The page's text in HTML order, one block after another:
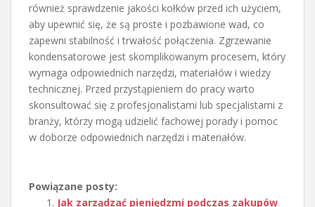
również sprawdzenie jakości kołków przed ich użyciem,
aby upewnić się, że są proste i pozbawione wad, co
zapewni stabilność i trwałość połączenia. Zgrzewanie
kondensatorowe jest skomplikowanym procesem, który
wymaga odpowiednich narzędzi, materiałów i wiedzy
technicznej. Przed przystąpieniem do pracy warto
skonsultować się z profesjonalistami lub specjalistami z
branży, którzy mogą udzielić fachowej porady i pomoc
w doborze odpowiednich narzędzi i materiałów.
Powiązane posty:
Jak zarządzać pieniędzmi podczas zakupów